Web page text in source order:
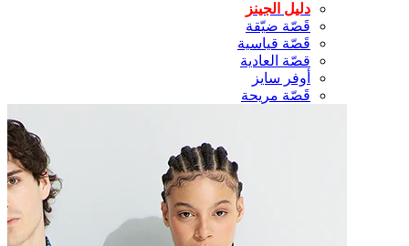
دليل الجينز
قَصّة ضيّقة
قَصّة قياسية
قصّة العادية
أوفر سايز
قَصّة مريحة